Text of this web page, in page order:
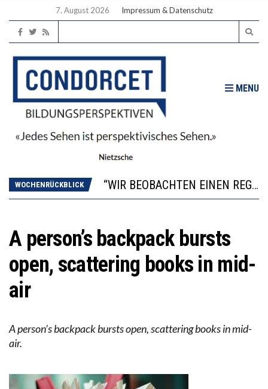
7. August 2026 Impressum & Datenschutz
MENU
WOCHENRÜCKBLICK
“WIR BEOBACHTEN EINEN REGELRECHTEN STURZFLUG BEI DEN LERNLEISTUNGEN”
DIE VERSTÄRKTE HARMONISIERUNG IM SCHULWESEN VERRINGERT DAS INNOVATIONSPOTENZIAL
A person’s backpack bursts
open, scattering books in mid-
air
A person’s backpack bursts open, scattering books in mid-
air.